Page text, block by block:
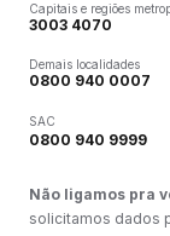
Capitais e regiões
3003 4070
Demais localidades
0800 940 0007
SAC
0800 940 9999
Não ligamos pra
solicitamos dados